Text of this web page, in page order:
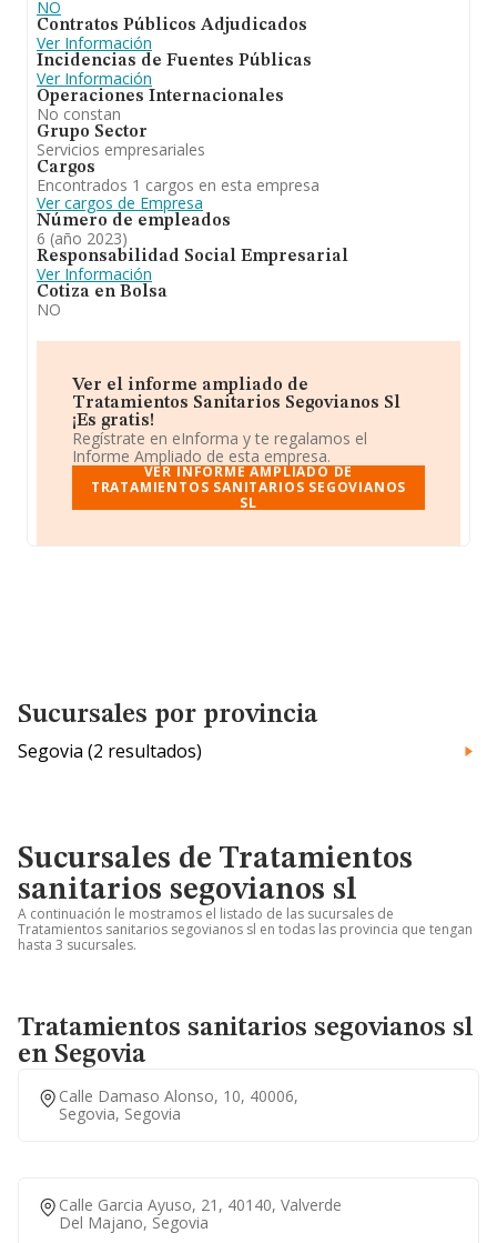
NO
Contratos Públicos Adjudicados
Ver Información
Incidencias de Fuentes Públicas
Ver Información
Operaciones Internacionales
No constan
Grupo Sector
Servicios empresariales
Cargos
Encontrados 1 cargos en esta empresa
Ver cargos de Empresa
Número de empleados
6 (año 2023)
Responsabilidad Social Empresarial
Ver Información
Cotiza en Bolsa
NO
Ver el informe ampliado de
Tratamientos Sanitarios Segovianos Sl
¡Es gratis!
Regístrate en eInforma y te regalamos el
Informe Ampliado de esta empresa.
VER INFORME AMPLIADO DE
TRATAMIENTOS SANITARIOS SEGOVIANOS
SL
Sucursales por provincia
Segovia (2 resultados)
Sucursales de Tratamientos
sanitarios segovianos sl
A continuación le mostramos el listado de las sucursales de
Tratamientos sanitarios segovianos sl en todas las provincia que tengan
hasta 3 sucursales.
Tratamientos sanitarios segovianos sl
en Segovia
Calle Damaso Alonso, 10, 40006,
Segovia, Segovia
Calle Garcia Ayuso, 21, 40140, Valverde
Del Majano, Segovia